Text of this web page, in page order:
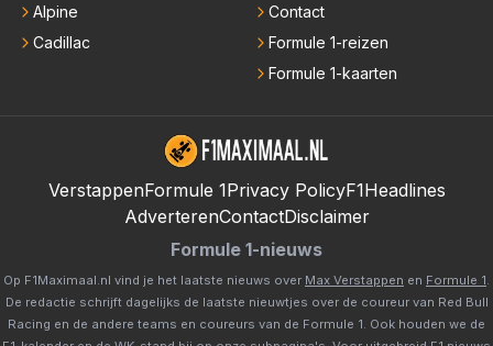
Alpine
Cadillac
Contact
Formule 1-reizen
Formule 1-kaarten
VerstappenFormule 1Privacy PolicyF1Headlines
AdverterenContactDisclaimer
Formule 1-nieuws
Op F1Maximaal.nl vind je het laatste nieuws over Max Verstappen en Formule 1
De redactie schrijft dagelijks de laatste nieuwtjes over de coureur van Red Bull
Racing en de andere teams en coureurs van de Formule 1. Ook houden we de